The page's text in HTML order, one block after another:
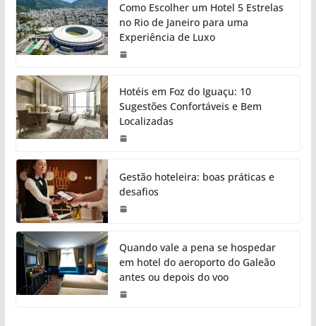
Como Escolher um Hotel 5 Estrelas
no Rio de Janeiro para uma
Experiência de Luxo
Hotéis em Foz do Iguaçu: 10
Sugestões Confortáveis e Bem
Localizadas
Gestão hoteleira: boas práticas e
desafios
Quando vale a pena se hospedar
em hotel do aeroporto do Galeão
antes ou depois do voo